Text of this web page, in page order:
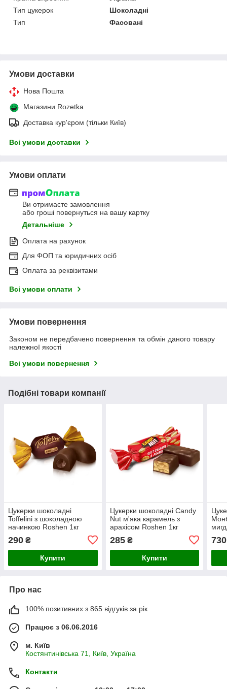
Тип цукерок
Шоколадні
Тип
Фасовані
Умови доставки
Нова Пошта
Магазини Rozetka
Доставка кур'єром (тільки Київ)
Всі умови доставки
Умови оплати
Ви отримаєте замовлення
або гроші повернуться на вашу картку
Детальніше
Оплата на рахунок
Для ФОП та юридичних осіб
Оплата за реквізитами
Всі умови оплати
Умови повернення
Законом не передбачено повернення та обмін даного товару
належної якості
Всі умови повернення
Подібні товари компанії
Цукерки шоколадні
Toffelini з шоколадною
начинкою Roshen 1кг
290 ₴
Купити
Цукерки шоколадні Candy
Nut м'яка карамель з
арахісом Roshen 1кг
285₴
Купити
730
Про нас
100% позитивних з 865 відгуків за рік
Працює з 06.06.2016
м. Київ
Костянтинівська 71, Київ, Україна
Контакти